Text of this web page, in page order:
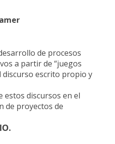
de procesos
a partir de “juegos
discurso escrito propio y
estos discursos en el
de proyectos de